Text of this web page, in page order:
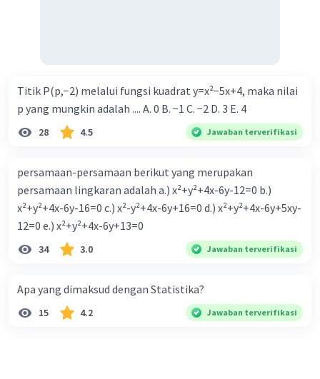
Titik P(p,−2) melalui fungsi kuadrat y=x²−5x+4, maka nilai
p yang mungkin adalah .... A. 0 B. −1 C. −2 D. 3 E. 4
28 4.5 Jawaban terverifikasi
persamaan-persamaan berikut yang merupakan
persamaan lingkaran adalah a.) x²+y²+4x-6y-12=0 b.)
x²+y²+4x-6y-16=0 c.) x²-y²+4x-6y+16=0 d.) x²+y²+4x-6y+5xy-
12=0 e.) x²+y²+4x-6y+13=0
34 3.0 Jawaban terverifikasi
Apa yang dimaksud dengan Statistika?
15 4.2 Jawaban terverifikasi